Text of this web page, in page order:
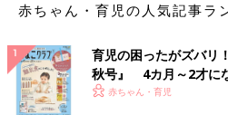
赤ちゃん・育児の人気記事ラ
育児の困ったがズバリ
秋号』 4カ月～2才に
いっぱい！
赤ちゃん・育児